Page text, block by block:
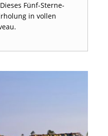
Fünf-Sterne-
in vollen